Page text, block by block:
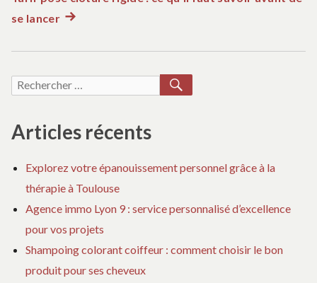
de
l’article
se lancerArticle
Recherche
Articles récents
Explorez votre épanouissement personnel grâce à la
thérapie à Toulouse
Agence immo Lyon 9 : service personnalisé d’excellence
pour vos projets
Shampoing colorant coiffeur : comment choisir le bon
produit pour ses cheveux